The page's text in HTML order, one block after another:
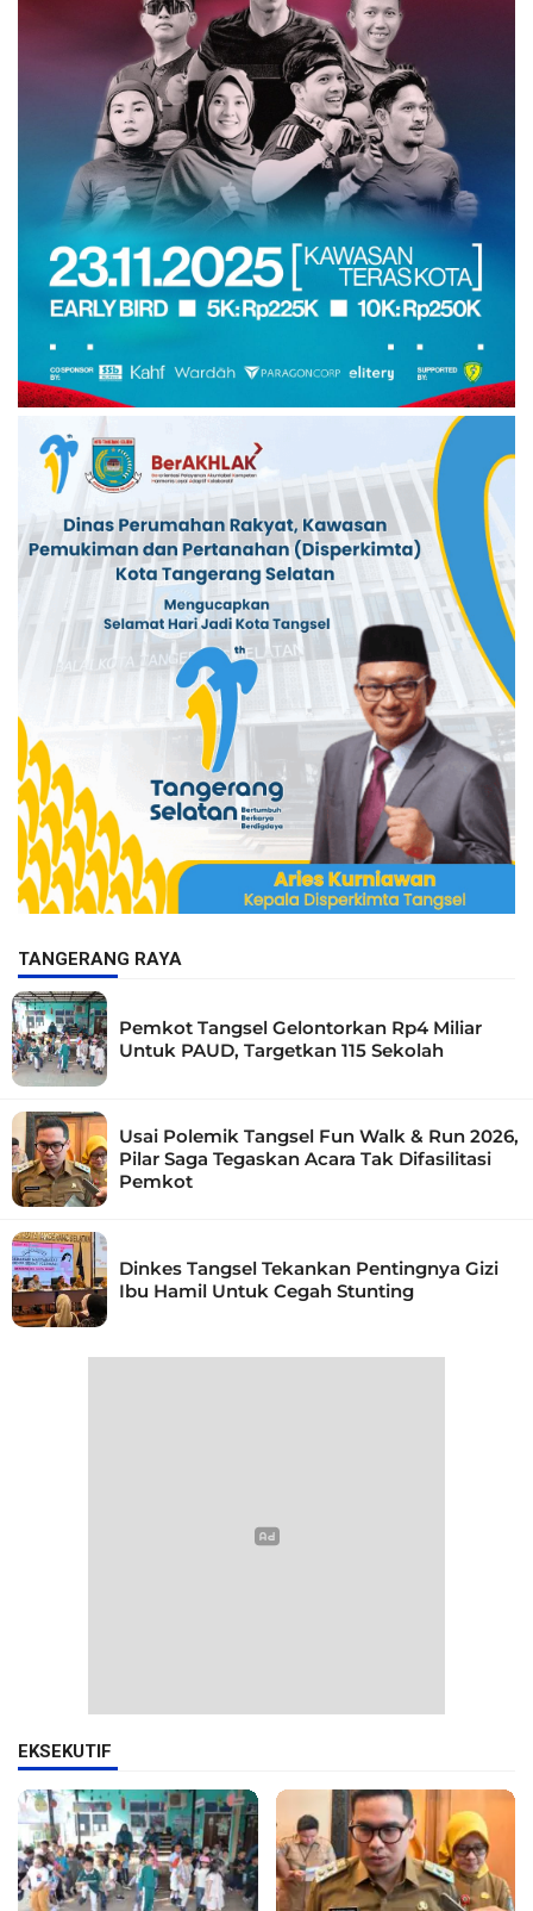
TANGERANG RAYA
Pemkot Tangsel Gelontorkan Rp4 Miliar
Untuk PAUD, Targetkan 115 Sekolah
Usai Polemik Tangsel Fun Walk & Run 2026,
Pilar Saga Tegaskan Acara Tak Difasilitasi
Pemkot
Dinkes Tangsel Tekankan Pentingnya Gizi
Ibu Hamil Untuk Cegah Stunting
EKSEKUTIF